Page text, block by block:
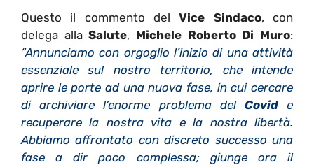
Questo il commento delVice Sindaco, con
delega allaSalute, Michele Roberto Di Muro:
“Annunciamo con orgoglio l’inizio di una attività
essenziale sul nostro territorio, che intende
aprire le porte ad una nuova fase, in cui cercare
di archiviare l’enorme problema del Covide
recuperare la nostra vita e la nostra libertà.
Abbiamo affrontato con discreto successo una
fase a dir poco complessa; giunge ora il